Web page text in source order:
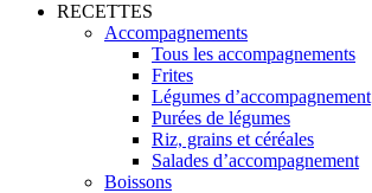
RECETTES
Accompagnements
Tous les accompagnements
Frites
Légumes d’accompagnement
Purées de légumes
Riz, grains et céréales
Salades d’accompagnement
Boissons